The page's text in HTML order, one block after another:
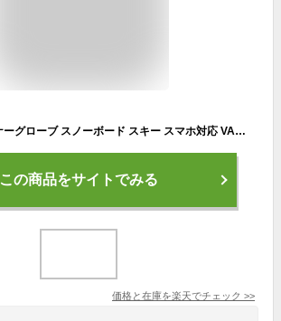
【送料無料】インナーグローブ スノーボード スキー スマホ対応 VAXPOT(バックスポット) インナー グローブ VA-3949【スマートフォン対応 タッチパネル対応 手袋 5本指】【スノーボード ウェア ゴーグル プロテクター ソックス とあわせて】[返品交換不可]
この商品をサイトでみる
価格と在庫を楽天でチェック >>